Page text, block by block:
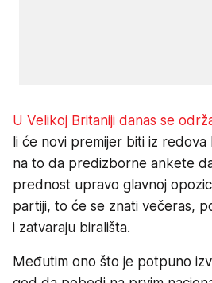
U Velikoj Britaniji danas se
li će novi premijer biti iz
na to da predizborne ankete
prednost upravo glavnoj
partiji, to će se znati večeras,
i zatvaraju birališta.
Međutim ono što je potpuno